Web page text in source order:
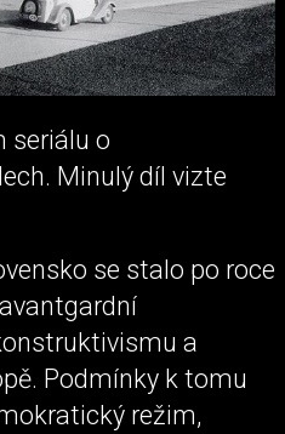
seriálu o
Minulý díl vizte
se stalo po roce
a
Podmínky k tomu
režim,